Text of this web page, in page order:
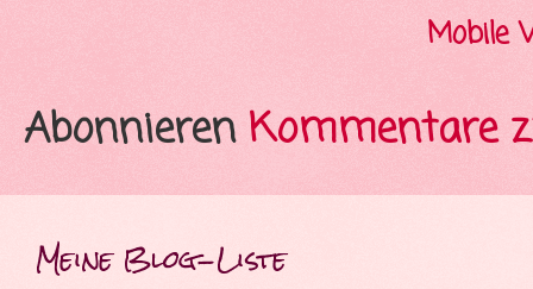
Mobile
Abonnieren Kommentare
Meine Blog-Liste